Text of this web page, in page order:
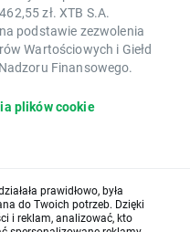
zł. XTB S.A.
podstawie zezwolenia
Wartościowych i Giełd
Finansowego.
plików cookie
prawidłowo, była
do Twoich potrzeb. Dzięki
i reklam, analizować, kto